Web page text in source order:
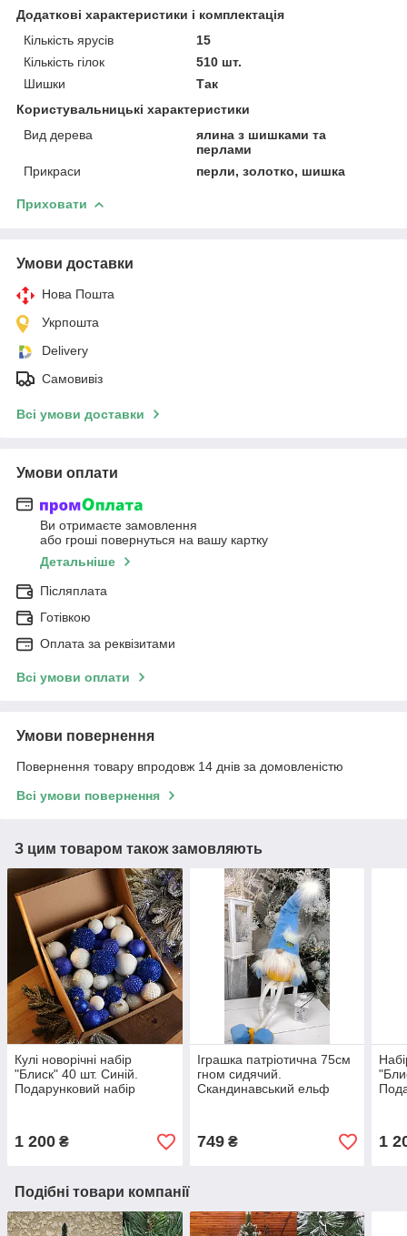
Додаткові характеристики і комплектація
Кількість ярусів
15
Кількість гілок
510 шт.
Шишки
Так
Користувальницькі характеристики
Вид дерева
ялина з шишками та
перлами
Прикраси
перли, золотко, шишка
Приховати
Умови доставки
Нова Пошта
Укрпошта
Delivery
Самовивіз
Всі умови доставки
Умови оплати
Ви отримаєте замовлення
або гроші повернуться на вашу картку
Детальніше
Післяплата
Готівкою
Оплата за реквізитами
Всі умови оплати
Умови повернення
Повернення товару впродовж 14 днів за домовленістю
Всі умови повернення
З цим товаром також замовляють
Кулі новорічні набір
"Блиск" 40 шт. Синій.
Подарунковий набір
1 200 ₴
Іграшка патріотична 75см
гном сидячий.
Скандинавський ельф
749₴ 1
Подібні товари компанії